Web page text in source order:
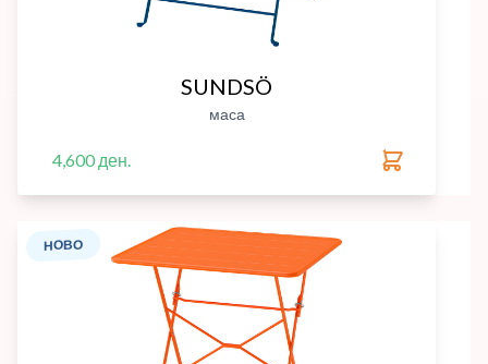
SUNDSÖ
маса
4,600 ден.
НОВО